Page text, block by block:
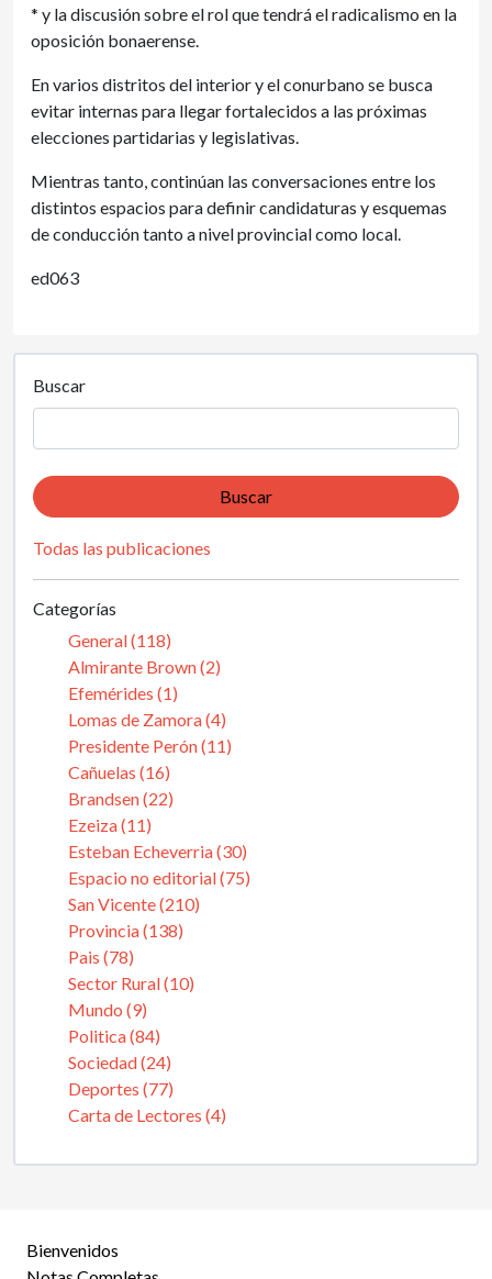
* y la discusión sobre el rol que tendrá el radicalismo en la
oposición bonaerense.
En varios distritos del interior y el conurbano se busca
evitar internas para llegar fortalecidos a las próximas
elecciones partidarias y legislativas.
Mientras tanto, continúan las conversaciones entre los
distintos espacios para definir candidaturas y esquemas
de conducción tanto a nivel provincial como local.
ed063
Buscar
Buscar
Todas las publicaciones
Categorías
General (118)
Almirante Brown (2)
Efemérides (1)
Lomas de Zamora (4)
Presidente Perón (11)
Cañuelas (16)
Brandsen (22)
Ezeiza (11)
Esteban Echeverria (30)
Espacio no editorial (75)
San Vicente (210)
Provincia (138)
Pais (78)
Sector Rural (10)
Mundo (9)
Politica (84)
Sociedad (24)
Deportes (77)
Carta de Lectores (4)
Bienvenidos